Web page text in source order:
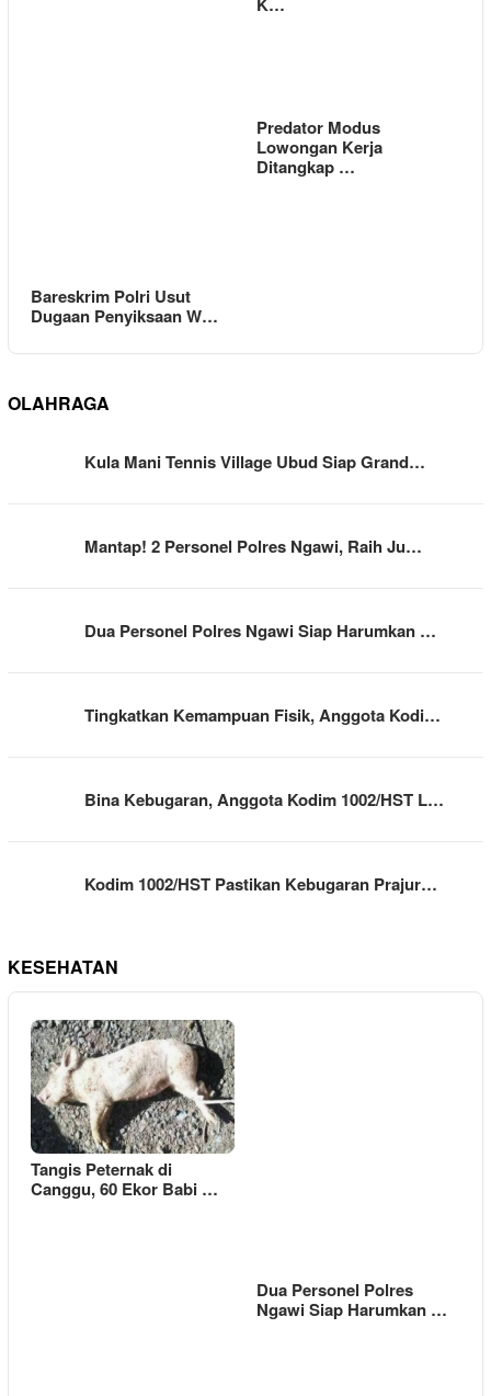
Bareskrim Polri Usut
Dugaan Penyiksaan W…
Predator Modus
Lowongan Kerja
Ditangkap …
OLAHRAGA
Kula Mani Tennis Village Ubud Siap Grand…
Mantap! 2 Personel Polres Ngawi, Raih Ju…
Dua Personel Polres Ngawi Siap Harumkan …
Tingkatkan Kemampuan Fisik, Anggota Kodi…
Bina Kebugaran, Anggota Kodim 1002/HST L…
Kodim 1002/HST Pastikan Kebugaran Prajur…
KESEHATAN
Tangis Peternak di
Canggu, 60 Ekor Babi …
Dua Personel Polres
Ngawi Siap Harumkan …